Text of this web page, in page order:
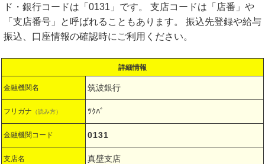
ド・銀行コードは「0131」です。 支店コードは「店番」や
「支店番号」と呼ばれることもあります。 振込先登録や給与
振込、口座情報の確認時にご利用ください。
詳細情報
金融機関名 筑波銀行
フリガナ （読み方） ﾂｸﾊﾞ
金融機関コード 0131
支店名 真壁支店